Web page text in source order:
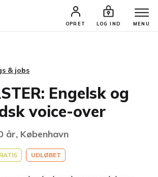
OPRET LOG IND MENU
& JOBS SØG PROFIL
& jobs
Engelsk og
voice-over
år, København
UDLØBET